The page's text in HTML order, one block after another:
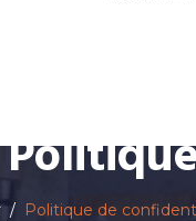
/ Politique de